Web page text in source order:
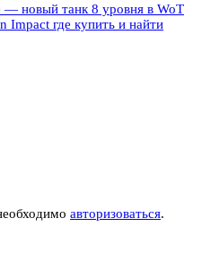
— новый танк 8 уровня в WoT
Impact где купить и найти
авторизоваться.